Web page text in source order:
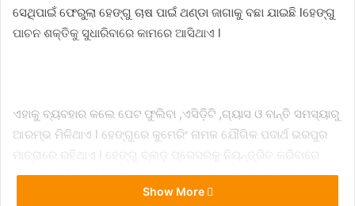
ସେଥିପାଇଁ ଫେରୁଲା ହେଙ୍ଗୁ ଚାଷ ପାଇଁ ଥଣ୍ଡା ଜାଗାକୁ ବଛା ଯାଇଛି lହେଙ୍ଗୁ
ପାଚନ ଶକ୍ତିକୁ ସୁଧାରିବାରେ କାମରେ ଆସିଥାଏ l
ଏହାକୁ ବ୍ୟବହାର କଲେ ପେଟ ଫୁଲିବା ,ଏସିଡ଼ିଟି ,ଗ୍ୟାସ ଓ ବାନ୍ତି ସମସ୍ୟାରୁ
ଆରମ୍ଭ ମିଳିଥାଏ l ହେଙ୍ଗୁରେ କୁମେରିଂ ନାମକ ଯୌଗିକ ପଦାର୍ଥ ଭରପୁର
ମାତ୍ରାରେ ରହିଥାଏ l ହେଙ୍ଗୁ ବ୍ଲଡ଼ ପ୍ରେସରକୁ ନିୟନ୍ତ୍ରିତ କରିବାରେ
ସାହାଯ୍ୟ କରିଥାଏ l ହେଙ୍ଗୁ ଦ୍ୱାରା କାଶ ,ଥଣ୍ଡା ,ଶ୍ୱାସ ସମସ୍ୟା ପ୍ରଭୃତି
ଦୂର ହୋଇଥାଏ lଆଣ୍ଟିବ୍ୟାକ୍ଟେରିଆ ଗୁଣ ରହିଥିବା କାରଣରୁ ହେଙ୍ଗୁ
Show More